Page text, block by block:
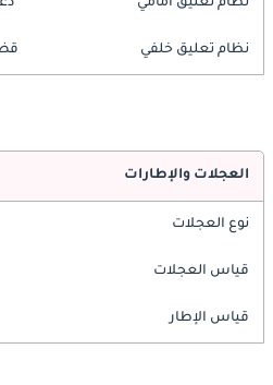
نظام تعليق خلفي
العجلات والإطارات
نوع العجلات
قياس العجلات
قياس الإطار